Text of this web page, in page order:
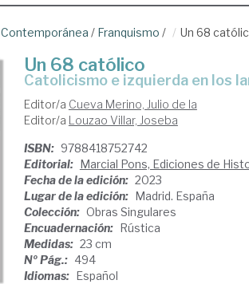
Contemporánea / Franquismo / Un 68
Un 68 católico
Catolicismo e izquierda en los
Editor/a Cueva Merino, Julio de la
Editor/a Louzao Villar, Joseba
ISBN: 9788418752742
Editorial: Marcial Pons, Ediciones de
Fecha de la edición: 2023
Lugar de la edición: Madrid. España
Colección: Obras Singulares
Encuadernación: Rústica
Medidas: 23 cm
Nº Pág.: 494
Idiomas: Español